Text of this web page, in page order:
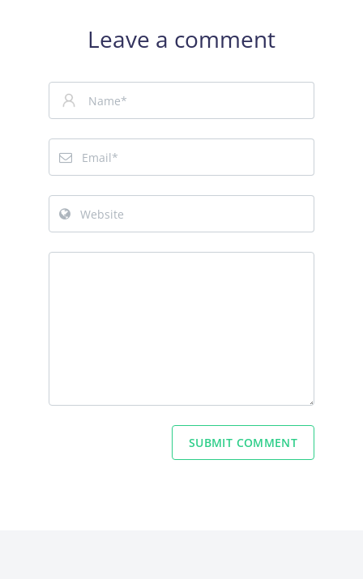
Leave a comment
SUBMIT COMMENT